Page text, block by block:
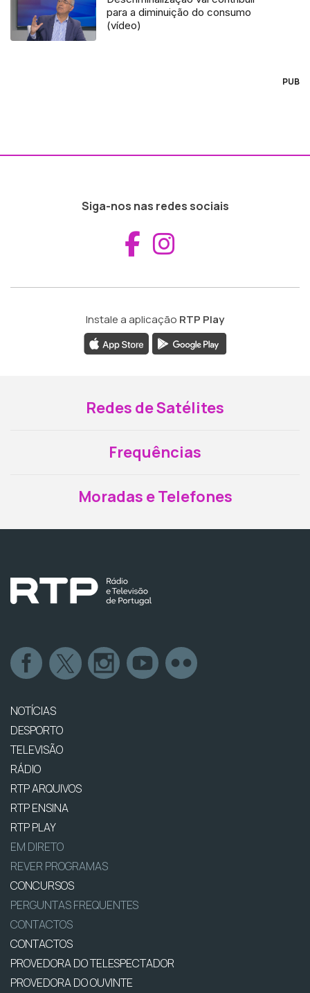
para a diminuição do consumo
(vídeo)
PUB
Siga-nos nas redes sociais
Aceder ao
Instale a aplicação RTP Play
Redes de Satélites
Frequências
Moradas e Telefones
NOTÍCIAS
DESPORTO
TELEVISÃO
RÁDIO
RTP ARQUIVOS
RTP ENSINA
RTP PLAY
EM DIRETO
REVER PROGRAMAS
CONCURSOS
PERGUNTAS FREQUENTES
CONTACTOS
CONTACTOS
PROVEDORA DO TELESPECTADOR
PROVEDORA DO OUVINTE